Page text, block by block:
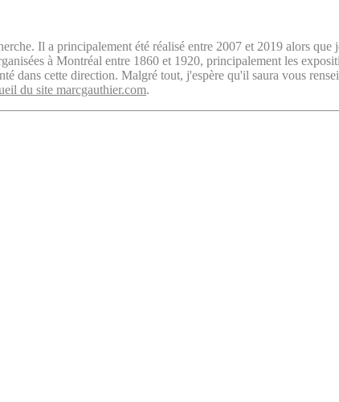
Il a principalement été réalisé entre 2007 et 2019 alors
à Montréal entre 1860 et 1920, principalement les
dans cette direction. Malgré tout, j'espère qu'il saura vous
du site marcgauthier.com.